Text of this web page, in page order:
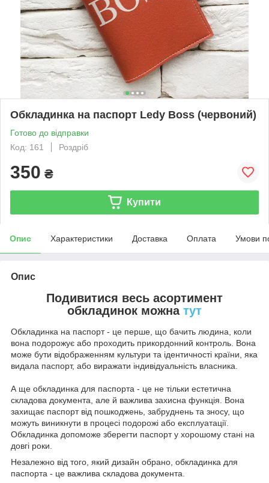
Обкладинка на паспорт Ledy Boss (червоний)
Готово до відправки
Код: 161
Роздріб
350 ₴
Купити
Опис Характеристики Доставка Оплата Умови
Опис
Подивитися весь асортимент
обкладинок можна тут
Обкладинка на паспорт - це перше, що бачить людина, коли
вона подорожує або проходить прикордонний контроль. Вона
може бути відображенням культури та ідентичності країни, яка
видала паспорт, або виражати індивідуальність власника.
А ще обкладинка для паспорта - це не тільки естетична
складова документа, але й важлива захисна функція. Вона
захищає паспорт від пошкоджень, забруднень та зносу, що
можуть виникнути в процесі подорожі або експлуатації.
Обкладинка допоможе зберегти паспорт у хорошому стані на
довгі роки.
Незалежно від того, який дизайн обрано, обкладинка для
паспорта - це важлива складова документа.